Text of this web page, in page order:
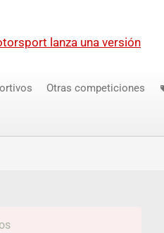
lanza una versión
Otras competiciones